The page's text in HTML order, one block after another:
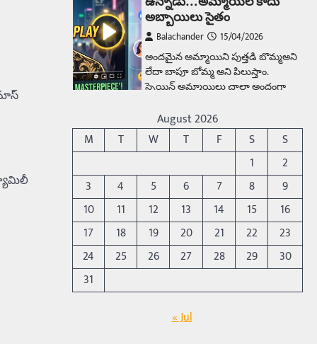
మాస్
అబ్బాయిలు సైతం
Balachander
15/04/2026
అందమైన అమ్మాయిని పుత్తడి బొమ్మఅని
లేదా బాపూ బోమ్మ అని పిలుస్తాం.
స్పెయిన్‌ అమ్మాయిలు చాలా అందంగా
5
Trending
రోడ్డుపై ఏరులై పారిన బీర్లు…
ఘాటుతో మండుతున్న నోర్లు
Balachander
15/04/2026
ఉత్తర ప్రదేశ్‌లోని ఝాన్సీ జిల్లాలో ఒక
వింతైన రోడ్డు ప్రమాదం చోటుచేసుకుంది.
ఝాన్సీ–కాన్పూర్ జాతీయ రహదారిపై
వేల సంఖ్యలో బీరు…
Trending
అక్కడ ఆదివారం బట్టలు
August 2026
M
T W T F S
S
1
2
3
4 5 6 7 8
9
10
11 12 13 14 15
16
17
18 19 20 21 22
23
24
25 26 27 28 29
30
31
« Jul